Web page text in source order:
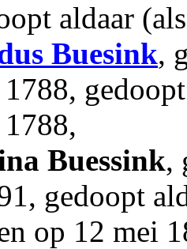
aldaar
Buesink,
1788,
Buessink,
gedoopt
op 12 mei